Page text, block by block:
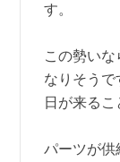
す。
この勢い
なりそう
日が来るこ
パーツが供